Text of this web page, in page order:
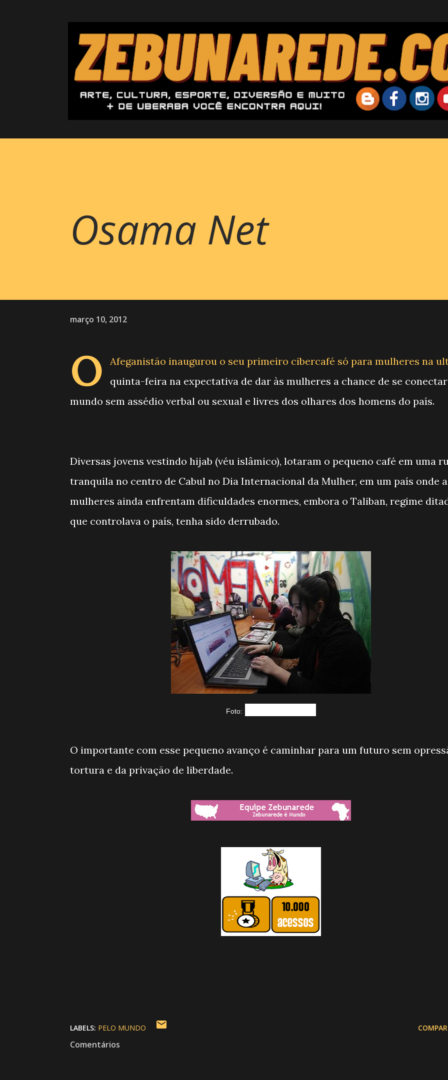
Osama Net
março 10, 2012
O
Afeganistão inaugurou o seu primeiro cibercafé só para mulheres na
quinta-feira na expectativa de dar às mulheres a chance de se
mundo sem assédio verbal ou sexual e livres dos olhares dos homens do país.
Diversas jovens vestindo hijab (véu islâmico), lotaram o pequeno café em uma
tranquila no centro de Cabul no Dia Internacional da Mulher, em um país onde
mulheres ainda enfrentam dificuldades enormes, embora o Taliban, regime
que controlava o país, tenha sido derrubado.
Foto:
O importante com esse pequeno avanço é caminhar para um futuro sem
tortura e da privação de liberdade.
LABELS: PELO MUNDO
Comentários